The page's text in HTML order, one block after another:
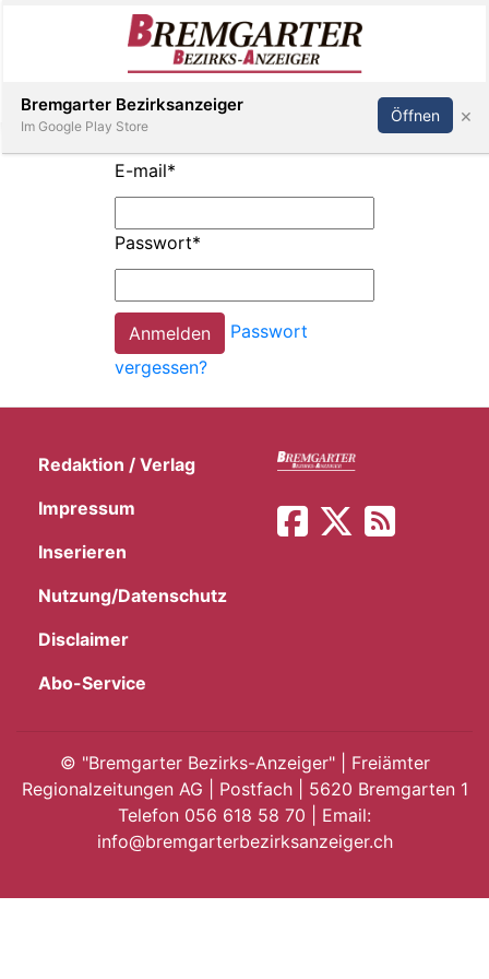
E-
App
Inserieren Abonnieren Anmelden
E-mail*
Passwort*
Passwort
vergessen?
Redaktion / Verlag
Impressum
Inserieren
Nutzung/Datenschutz
Disclaimer
Abo-Service
© "Bremgarter Bezirks-Anzeiger" | Freiämter
Regionalzeitungen AG | Postfach | 5620 Bremgarten 1
Telefon 056 618 58 70 | Email:
info@bremgarterbezirksanzeiger.ch
Bremgarter Bezirksanzeiger
Im Google Play Store
Öffnen ×